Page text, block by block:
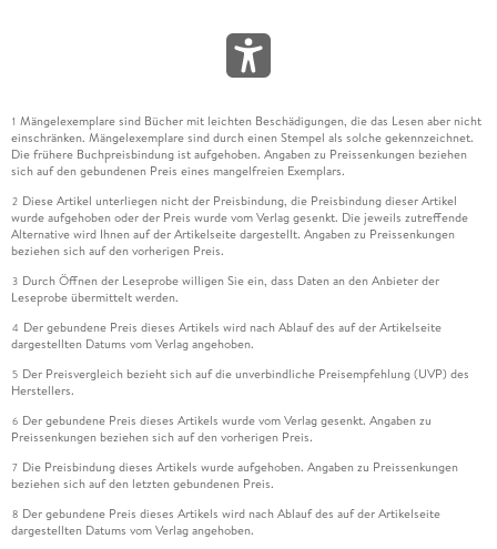
1 Mängelexemplare sind Bücher mit leichten Beschädigungen, die das Lesen aber nicht
einschränken. Mängelexemplare sind durch einen Stempel als solche gekennzeichnet.
Die frühere Buchpreisbindung ist aufgehoben. Angaben zu Preissenkungen beziehen
sich auf den gebundenen Preis eines mangelfreien Exemplars.
2 Diese Artikel unterliegen nicht der Preisbindung, die Preisbindung dieser Artikel
wurde aufgehoben oder der Preis wurde vom Verlag gesenkt. Die jeweils zutreffende
Alternative wird Ihnen auf der Artikelseite dargestellt. Angaben zu Preissenkungen
beziehen sich auf den vorherigen Preis.
3 Durch Öffnen der Leseprobe willigen Sie ein, dass Daten an den Anbieter der
Leseprobe übermittelt werden.
4 Der gebundene Preis dieses Artikels wird nach Ablauf des auf der Artikelseite
dargestellten Datums vom Verlag angehoben.
5 Der Preisvergleich bezieht sich auf die unverbindliche Preisempfehlung (UVP) des
Herstellers.
6 Der gebundene Preis dieses Artikels wurde vom Verlag gesenkt. Angaben zu
Preissenkungen beziehen sich auf den vorherigen Preis.
7 Die Preisbindung dieses Artikels wurde aufgehoben. Angaben zu Preissenkungen
beziehen sich auf den letzten gebundenen Preis.
8 Der gebundene Preis dieses Artikels wird nach Ablauf des auf der Artikelseite
dargestellten Datums vom Verlag angehoben.